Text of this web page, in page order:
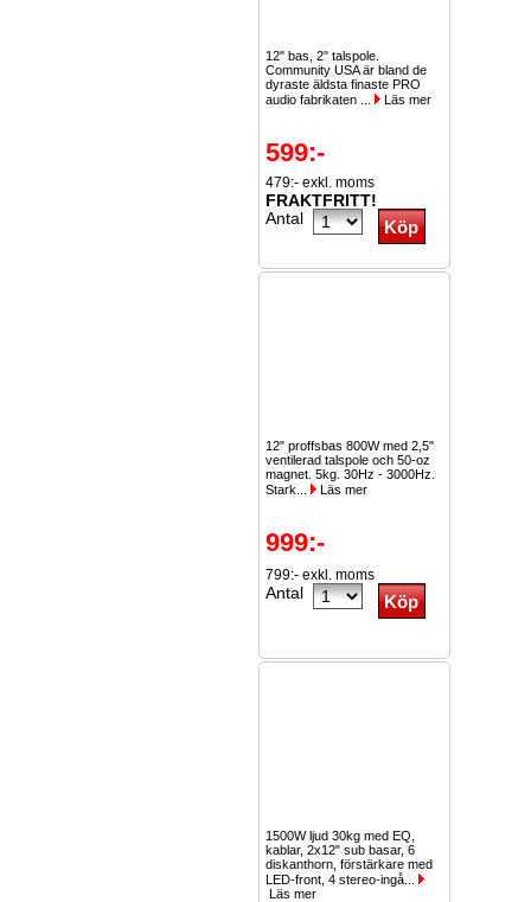
12" bas, 2" talspole.
Community USA är bland de
dyraste äldsta finaste PRO
audio fabrikaten ...
Läs mer
599:-
479:- exkl. moms
FRAKTFRITT!
Antal
12" proffsbas 800W med 2,5"
ventilerad talspole och 50-oz
magnet. 5kg. 30Hz - 3000Hz.
Stark...
Läs mer
999:-
799:- exkl. moms
Antal
1500W ljud 30kg med EQ,
kablar, 2x12" sub basar, 6
diskanthorn, förstärkare med
LED-front, 4 stereo-ingå...
Läs mer